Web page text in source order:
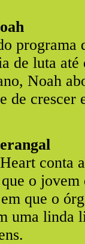
de luta
Noah
de crescer
conta
o
que o
uma linda